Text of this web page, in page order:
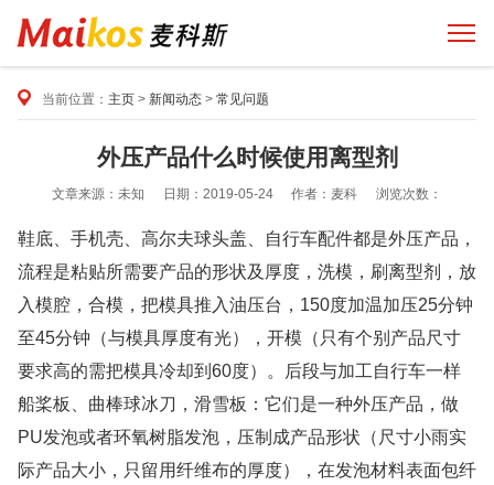
当前位置： 主页> 新闻动态> 常见问题
外压产品什么时候使用离型剂
文章来源：未知 日期：2019-05-24 作者：麦科 浏览次数：
鞋底、手机壳、高尔夫球头盖、自行车配件都是外压产品，
流程是粘贴所需要产品的形状及厚度，洗模，刷离型剂，放
入模腔，合模，把模具推入油压台，150度加温加压25分钟
至45分钟（与模具厚度有光），开模（只有个别产品尺寸
要求高的需把模具冷却到60度）。后段与加工自行车一样
船桨板、曲棒球冰刀，滑雪板：它们是一种外压产品，做
PU发泡或者环氧树脂发泡，压制成产品形状（尺寸小雨实
际产品大小，只留用纤维布的厚度），在发泡材料表面包纤